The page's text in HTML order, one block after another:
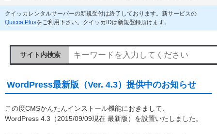
クイッカレンタルサーバーの新規受付は終了しております。新サービスの
Quicca Plusをご利用下さい。クイッカIDは新規登録頂けます。
サイト内検索
WordPress最新版（Ver. 4.3）提供中のお知らせ
この度CMSかんたんインストール機能におきまして、
WordPress 4.3（2015/09/09現在 最新版）を設置いたしました。